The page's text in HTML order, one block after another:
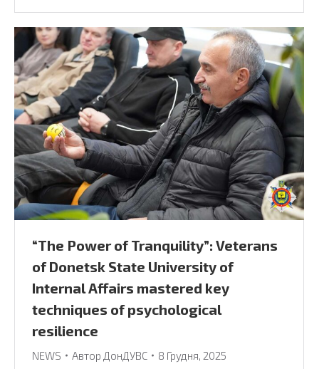
“The Power of Tranquility”: Veterans
of Donetsk State University of
Internal Affairs mastered key
techniques of psychological
resilience
NEWS Автор ДонДУВС 8 Грудня, 2025